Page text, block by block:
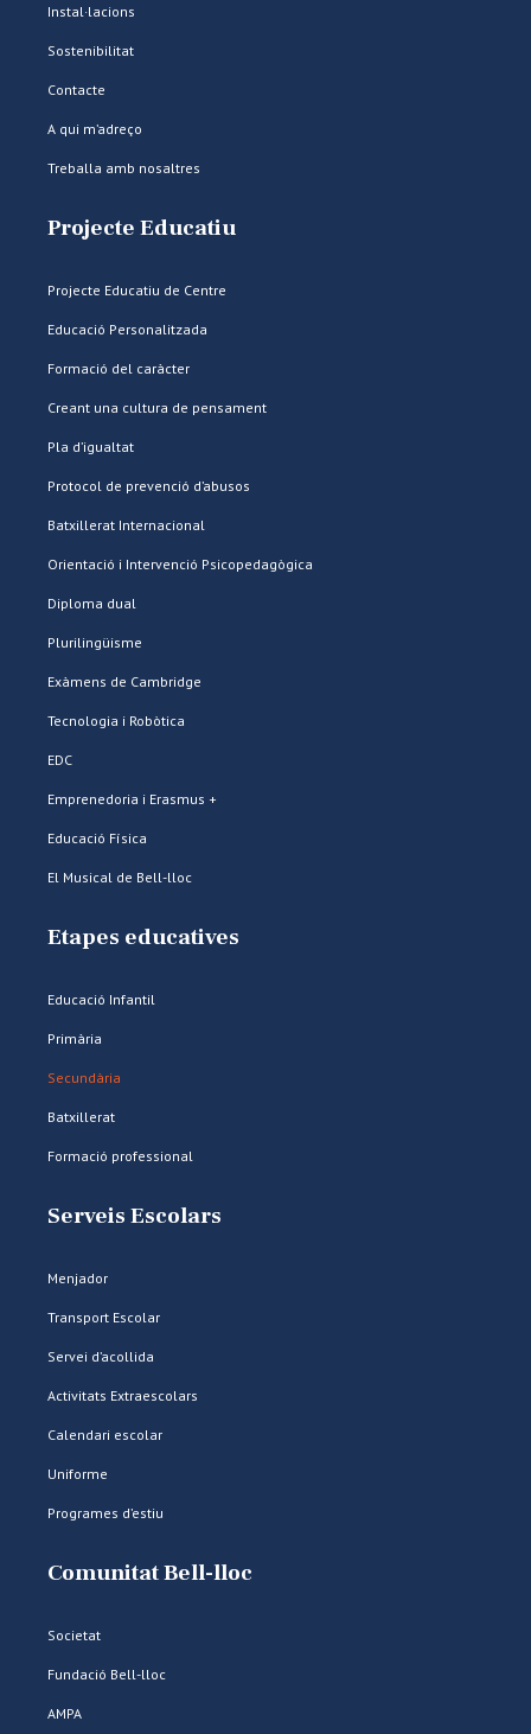
Instal·lacions
Sostenibilitat
Contacte
A qui m’adreço
Treballa amb nosaltres
Projecte Educatiu
Projecte Educatiu de Centre
Educació Personalitzada
Formació del caràcter
Creant una cultura de pensament
Pla d’igualtat
Protocol de prevenció d’abusos
Batxillerat Internacional
Orientació i Intervenció Psicopedagògica
Diploma dual
Plurilingüisme
Exàmens de Cambridge
Tecnologia i Robòtica
EDC
Emprenedoria i Erasmus +
Educació Física
El Musical de Bell-lloc
Etapes educatives
Educació Infantil
Primària
Secundària
Batxillerat
Formació professional
Serveis Escolars
Menjador
Transport Escolar
Servei d’acollida
Activitats Extraescolars
Calendari escolar
Uniforme
Programes d’estiu
Comunitat Bell-lloc
Societat
Fundació Bell-lloc
AMPA